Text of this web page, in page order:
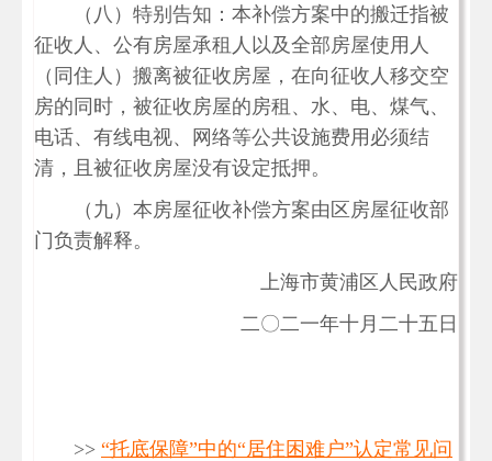
（八）特别告知：本补偿方案中的搬迁指被
征收人、公有房屋承租人以及全部房屋使用人
（同住人）搬离被征收房屋，在向征收人移交空
房的同时，被征收房屋的房租、水、电、煤气、
电话、有线电视、网络等公共设施费用必须结
清，且被征收房屋没有设定抵押。
（九）本房屋征收补偿方案由区房屋征收部
门负责解释。
上海市黄浦区人民政府
二〇二一年十月二十五日
>> “托底保障”中的“居住困难户”认定常见问